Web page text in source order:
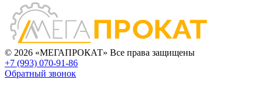
© 2026 «МЕГАПРОКАТ» Все права защищены
+7 (993) 070-91-86
Обратный звонок